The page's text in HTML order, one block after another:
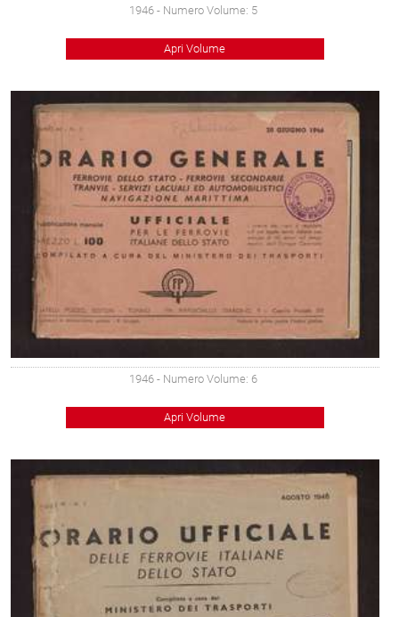
1946 - Numero Volume: 5
Apri Volume
1946 - Numero Volume: 6
Apri Volume